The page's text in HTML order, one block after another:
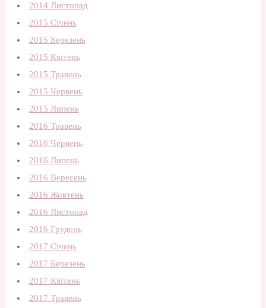
2014 Листопад
2015 Січень
2015 Березень
2015 Квітень
2015 Травень
2015 Червень
2015 Липень
2016 Травень
2016 Червень
2016 Липень
2016 Вересень
2016 Жовтень
2016 Листопад
2016 Грудень
2017 Січень
2017 Березень
2017 Квітень
2017 Травень